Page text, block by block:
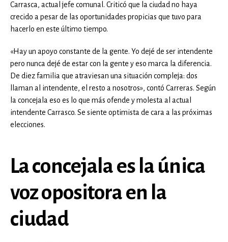
Carrasca, actual jefe comunal. Criticó que la ciudad no haya
crecido a pesar de las oportunidades propicias que tuvo para
hacerlo en este último tiempo.
«Hay un apoyo constante de la gente. Yo dejé de ser intendente
pero nunca dejé de estar con la gente y eso marca la diferencia.
De diez familia que atraviesan una situación compleja: dos
llaman al intendente, el resto a nosotros», contó Carreras. Según
la concejala eso es lo que más ofende y molesta al actual
intendente Carrasco. Se siente optimista de cara a las próximas
elecciones.
La concejala es la única
voz opositora en la
ciudad